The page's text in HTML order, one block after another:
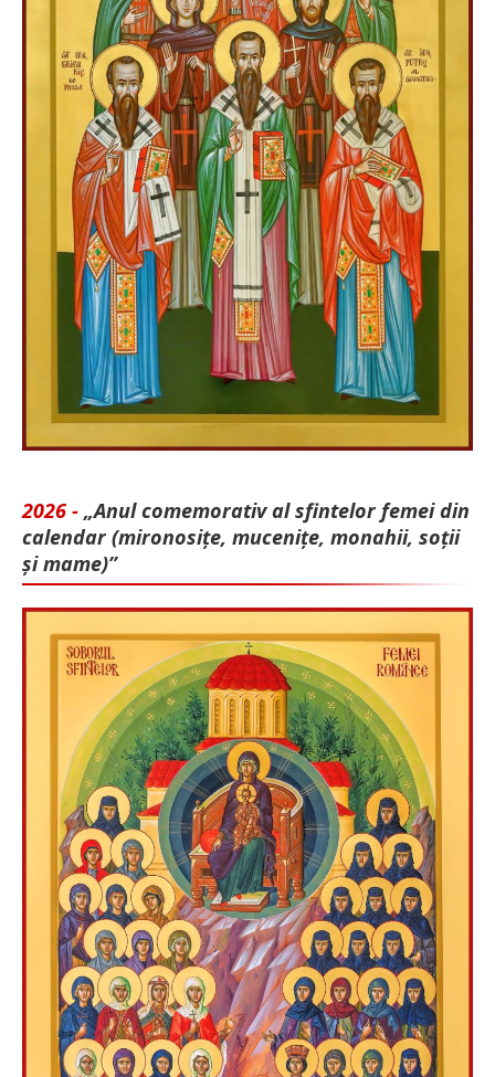
2026 - „Anul comemorativ al sfintelor femei din
calendar (mironosițe, mu­cenițe, monahii, soții
și mame)”